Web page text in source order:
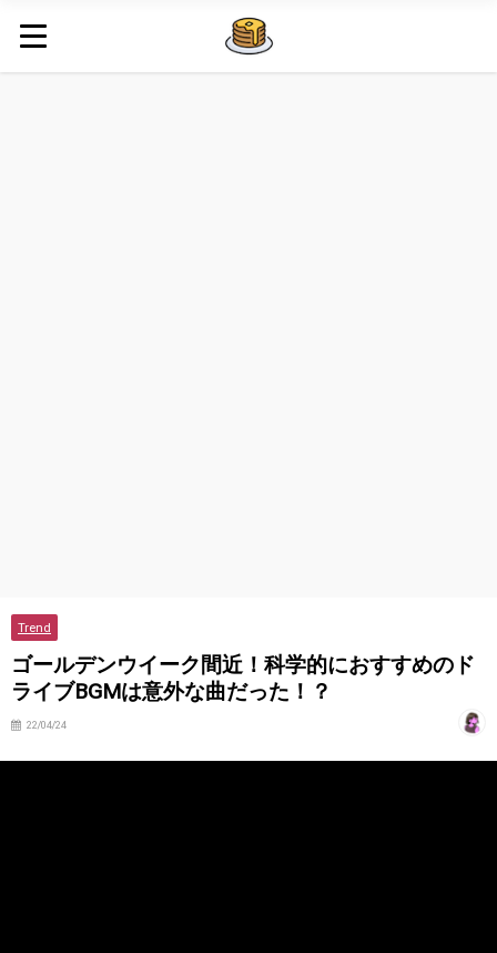
Trend
ゴールデンウイーク間近！科学的におすすめのド
ライブBGMは意外な曲だった！？
22/04/24